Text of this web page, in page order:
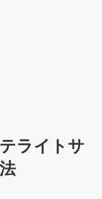
ライトサ